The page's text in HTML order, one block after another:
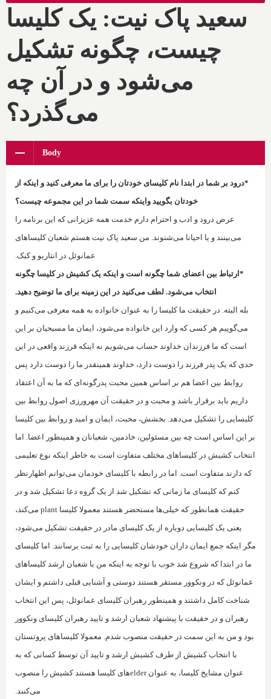
سعید پاک نیت: یک کلیسا
چیست، چگونه تشکیل
می‌شود و در آن چه
می‌گذرد؟
Body
*درود بر شما در ابتدا نام کلیسای خودتان را برای ما معرفی کنید و اینکه از
خودتان بگویید واینکه سمت شما در این مجموعه چیست؟
عرض درود و ادب و احترام دارم خدمت همه عزیزانی که این برنامه را
می‌بینند و یا احیانا می‌شنوند. من سعید پاک نیت هستم شعبان کلیساهای
عمانوئل در انتاریو و کبک.
*ارتباط بین اعضای شما چگونه است و اینکه یک کشیش در کلیسا چگونه
انتخاب می‌شود. لطف می‌کنید در این زمینه برای ما توضیح دهید.
بله البته. ‌در حقیقت ما کلیسا را به عنوان خانواده به همه معرفی می‌کنیم و
می‌گوییم هر کسی که وارد این خانواده می‌شود، ایمان ما مسیحیان بر این
است که ما فرزندان خداوند حساب می‌شویم نه اینکه فرزند واقعی در این
حدی که یک پدر فرزند را دوست دارد، خداوند همینقدر ما را دوست دارد پس
روابط بین اعضا هم بر اساس همین محبت پدرگونه‌ای که ما به آن اعتقاد
داریم باید برقرار باشد و محبت و در حقیقت آن مهرورزی اصول روابط بین
کلیسایی را تشکیل می‌دهد. بخشش، محبت، ایمان و امید و روابط بین کلیسا
بر این اساس است چه بین مسئولین، خادمین، شعبانان و همینطور اعضا.‌ اما
انتخاب کشیش در کلیساهای مختلف متفاوت است به خاطر اینکه نوع تعلیمی
که دارند متفاوت است. اما در رابطه با کلیسای خودمان می‌توانم اظهارنظر
کنم که کلیسای ما زمانی که تشکیل شد از یک گروه دعا تشکیل شد و در
حقیقت همانطور که خیلی‌ها مستحضر هستند معمولا کلیسا plant می‌کند،
یعنی یک کلیسایی دوباره از یک کلیسای مادر در حقیقت تشکیل می‌شود،
مگر اینکه جمع ایمان داران خودشان کلیسایی را به ثبت برسانند. اما کلیسای
ما در ابتدا که شروع شد خوب با توجه به اینکه من با شعبان ارشد کلیساهای
عمانوئل که در ونکوور مستقر هستند دوستی و آشنایی قبلی داشتم و ایشان
شناخت کامل داشتند و همینطور رهبران کلیسای عمانوئل، پس این انتخاب
رهبران و در حقیقت با پیشنهاد شعبان ارشد و تایید رهبران کلیسای ونکوور
بود و من به این سمت در حقیقت منصوب شدم. معمولا کلیساهای پروتستان
با انتخاب کشیش از طرف کشیش ارشد و تایید آن توسط کسانی که به
عنوان مشایخ کلیسا، به عنوانelderهای کلیسا هستند کشیش را منصوب
می‌کنند.